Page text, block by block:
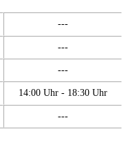
---
---
---
14:00 Uhr - 18:30 Uhr
---